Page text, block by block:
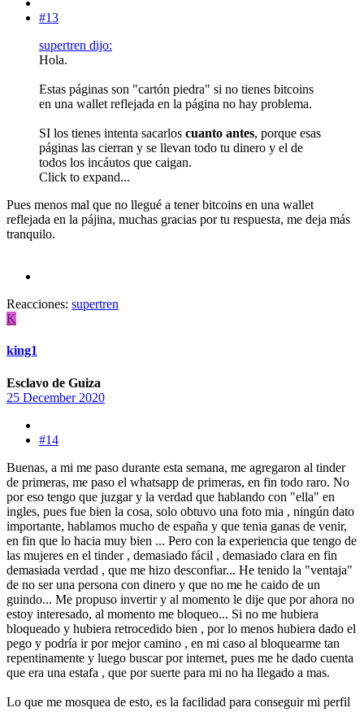
#13
supertren dijo:
Hola.
Estas páginas son "cartón piedra" si no tienes bitcoins
en una wallet reflejada en la página no hay problema.
SI los tienes intenta sacarlos cuanto antes, porque esas
páginas las cierran y se llevan todo tu dinero y el de
todos los incáutos que caigan.
Click to expand...
Pues menos mal que no llegué a tener bitcoins en una wallet
reflejada en la pájina, muchas gracias por tu respuesta, me deja más
tranquilo.
Reacciones: supertren
K
king1
Esclavo de Guiza
25 December 2020
#14
Buenas, a mi me paso durante esta semana, me agregaron al tinder
de primeras, me paso el whatsapp de primeras, en fin todo raro. No
por eso tengo que juzgar y la verdad que hablando con "ella" en
ingles, pues fue bien la cosa, solo obtuvo una foto mia , ningún dato
importante, hablamos mucho de españa y que tenia ganas de venir,
en fin que lo hacia muy bien ... Pero con la experiencia que tengo de
las mujeres en el tinder , demasiado fácil , demasiado clara en fin
demasiada verdad , que me hizo desconfiar... He tenido la "ventaja"
de no ser una persona con dinero y que no me he caido de un
guindo... Me propuso invertir y al momento le dije que por ahora no
estoy interesado, al momento me bloqueo... Si no me hubiera
bloqueado y hubiera retrocedido bien , por lo menos hubiera dado el
pego y podría ir por mejor camino , en mi caso al bloquearme tan
repentinamente y luego buscar por internet, pues me he dado cuenta
que era una estafa , que por suerte para mi no ha llegado a mas.
Lo que me mosquea de esto, es la facilidad para conseguir mi perfil